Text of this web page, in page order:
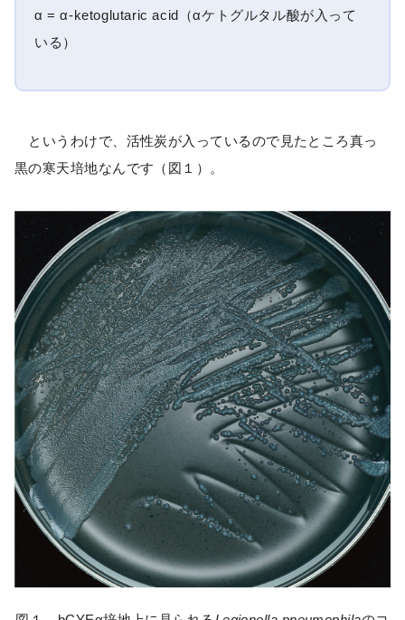
α = α-ketoglutaric acid（αケトグルタル酸が入って
いる）
というわけで、活性炭が入っているので見たところ真っ
黒の寒天培地なんです（図１）。